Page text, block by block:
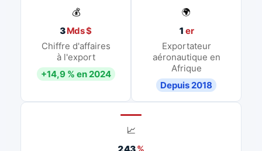
💰
3Mds $
Chiffre d'affaires
à l'export
+14,9 % en 2024
🌍
1 er
Exportateur
aéronautique en
Afrique
Depuis 2018
📈
243%